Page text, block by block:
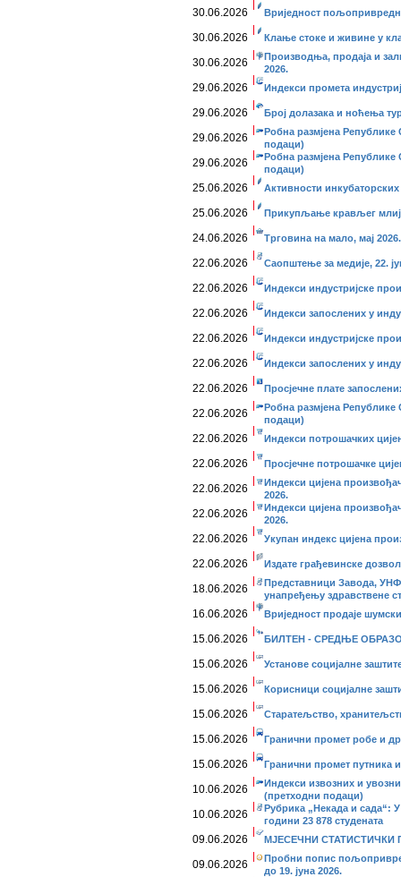
30.06.2026 Вриједност
30.06.2026 Клање стоке и живине у
30.06.2026
Производња, продаја и
2026.
29.06.2026 Индекси промета
29.06.2026 Број долазака и ноћења
29.06.2026
Робна размјена Републике
подаци)
29.06.2026
Робна размјена Републике
подаци)
25.06.2026 Активности инкубаторских
25.06.2026 Прикупљање крављег
24.06.2026 Трговина на мало, мај 2026.
22.06.2026 Саопштење за медије, 22.
22.06.2026 Индекси индустријске
22.06.2026 Индекси запослених у
22.06.2026 Индекси индустријске
22.06.2026 Индекси запослених у
22.06.2026 Просјечне плате
22.06.2026
Робна размјена Републике
подаци)
22.06.2026 Индекси потрошачких
22.06.2026 Просјечне потрошачке
22.06.2026
Индекси цијена
2026.
22.06.2026
Индекси цијена
2026.
22.06.2026 Укупан индекс цијена
22.06.2026 Издате грађевинске
18.06.2026
Представници Завода,
унапређењу здравствене
16.06.2026 Вриједност продаје
15.06.2026 БИЛТЕН - СРЕДЊЕ
15.06.2026 Установе социјалне
15.06.2026 Корисници социјалне
15.06.2026 Старатељство,
15.06.2026 Гранични промет робе и
15.06.2026 Гранични промет путника
10.06.2026
Индекси извозних и
(претходни подаци)
10.06.2026
Рубрика „Некада и сада“: У
години 23 878 студената
09.06.2026 МЈЕСЕЧНИ СТАТИСТИЧКИ
09.06.2026
Пробни попис
до 19. јуна 2026.